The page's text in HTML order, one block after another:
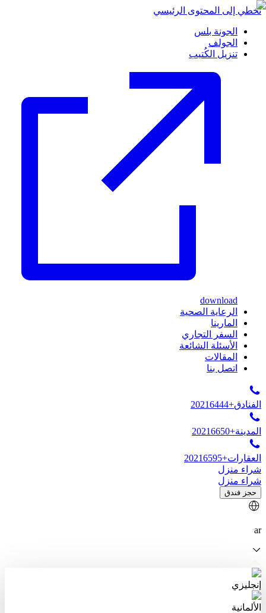
تخطي إلى المحتوى الرئيسي
الجونة بلس
الجولف
تنزيل الكُتيب
download
الرعاية الصحية
المارينا
السفر التجاري
الأسئلة الشائعة
المقالات
اتصل بنا
الفنادق+20216444
المدينة+20216650
العقارات+20216595
شراء منزل
شراء منزل
حجز فندق
ar
إنجليزي
الألمانية